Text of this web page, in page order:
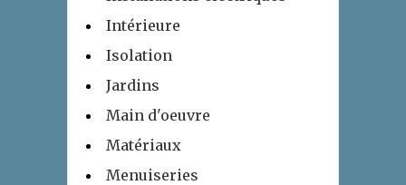
Intérieure
Isolation
Jardins
Main d'oeuvre
Matériaux
Menuiseries